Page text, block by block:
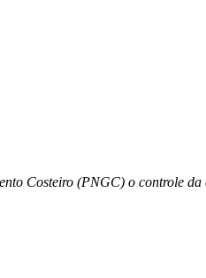
Costeiro (PNGC) o controle